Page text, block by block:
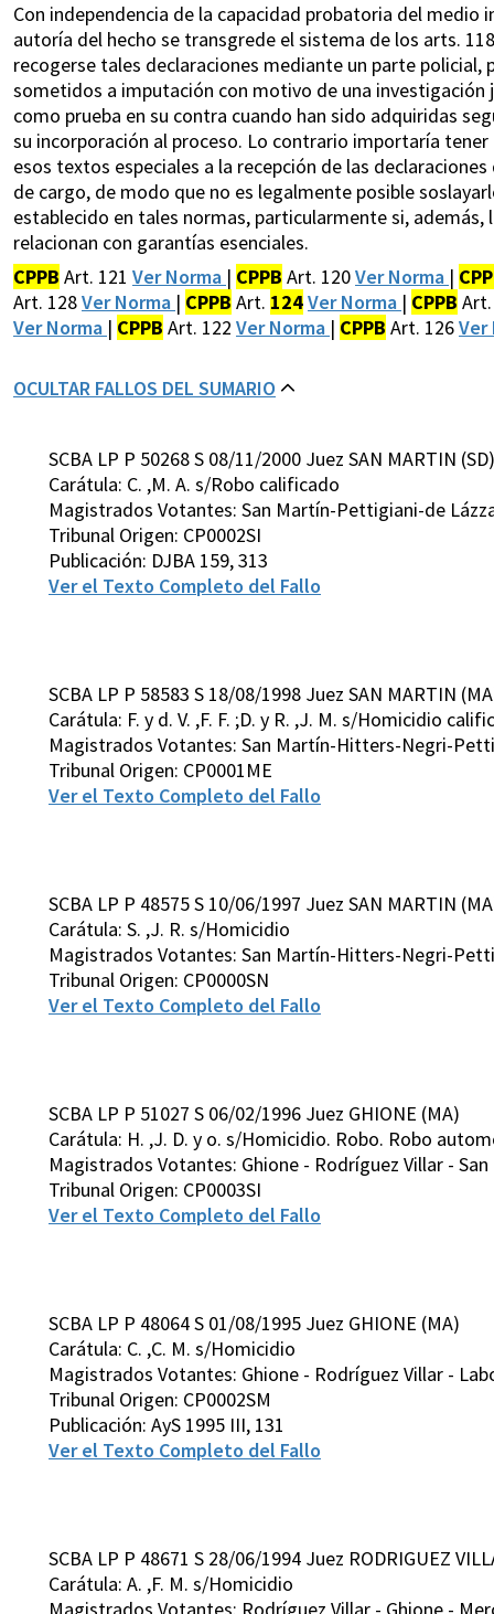
Con independencia de la capacidad probatoria del
autoría del hecho se transgrede el sistema de los arts.
recogerse tales declaraciones mediante un parte
sometidos a imputación con motivo de una
como prueba en su contra cuando han sido adquiridas
su incorporación al proceso. Lo contrario importaría
esos textos especiales a la recepción de las
de cargo, de modo que no es legalmente posible
establecido en tales normas, particularmente si,
relacionan con garantías esenciales.
CPPB Art. 121 Ver Norma | CPPB Art. 120Ver Norma |
Art. 128Ver Norma | CPPB Art. 124Ver Norma | CPPB
Ver Norma | CPPB Art. 122 Ver Norma | CPPB Art. 126Ver
OCULTAR FALLOS DEL SUMARIO
SCBA LP P 50268 S 08/11/2000 Juez SAN MARTIN (SD)
Carátula: C. ,M. A. s/Robo calificado
Magistrados Votantes: San Martín-Pettigiani-de
Tribunal Origen: CP0002SI
Publicación: DJBA 159, 313
Ver el Texto Completo del Fallo
SCBA LP P 58583 S 18/08/1998 Juez SAN MARTIN
Carátula: F. y d. V. ,F. F. ;D. y R. ,J. M. s/Homicidio
Magistrados Votantes: San Martín-Hitters-Negri-
Tribunal Origen: CP0001ME
Ver el Texto Completo del Fallo
SCBA LP P 48575 S 10/06/1997 Juez SAN MARTIN
Carátula: S. ,J. R. s/Homicidio
Magistrados Votantes: San Martín-Hitters-Negri-
Tribunal Origen: CP0000SN
Ver el Texto Completo del Fallo
SCBA LP P 51027 S 06/02/1996 Juez GHIONE (MA)
Carátula: H. ,J. D. y o. s/Homicidio. Robo. Robo
Magistrados Votantes: Ghione - Rodríguez Villar -
Tribunal Origen: CP0003SI
Ver el Texto Completo del Fallo
SCBA LP P 48064 S 01/08/1995 Juez GHIONE (MA)
Carátula: C. ,C. M. s/Homicidio
Magistrados Votantes: Ghione - Rodríguez Villar -
Tribunal Origen: CP0002SM
Publicación: AyS 1995 III, 131
Ver el Texto Completo del Fallo
SCBA LP P 48671 S 28/06/1994 Juez RODRIGUEZ
Carátula: A. ,F. M. s/Homicidio